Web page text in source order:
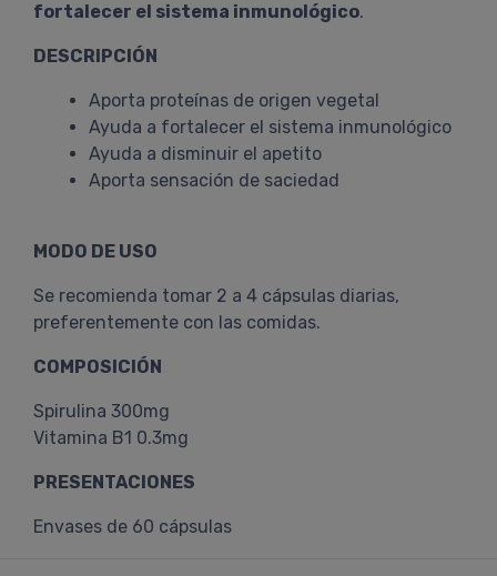
fortalecer el sistema inmunológico.
DESCRIPCIÓN
Aporta proteínas de origen vegetal
Ayuda a fortalecer el sistema inmunológico
Ayuda a disminuir el apetito
Aporta sensación de saciedad
MODO DE USO
Se recomienda tomar 2 a 4 cápsulas diarias,
preferentemente con las comidas.
COMPOSICIÓN
Spirulina 300mg
Vitamina B1 0.3mg
PRESENTACIONES
Envases de 60 cápsulas